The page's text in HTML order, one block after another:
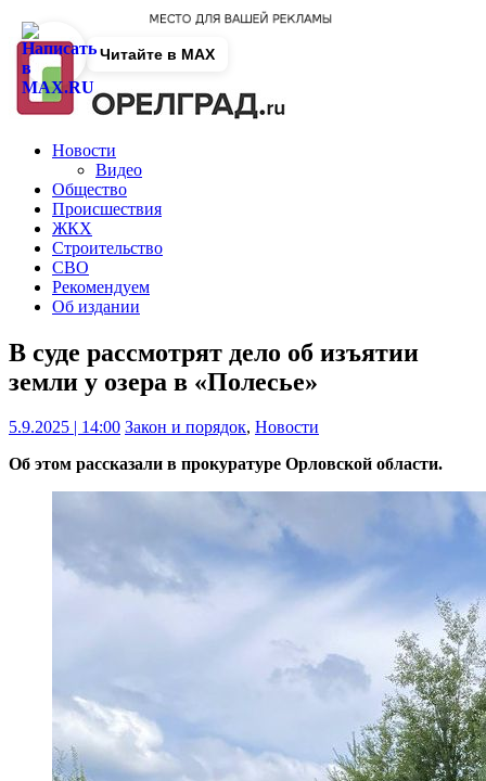
Новости
Видео
Общество
Происшествия
ЖКХ
Строительство
СВО
Рекомендуем
Об издании
В суде рассмотрят дело об изъятии
земли у озера в «Полесье»
5.9.2025 | 14:00 Закон и порядок, Новости
Об этом рассказали в прокуратуре Орловской области.
Читайте в MAX